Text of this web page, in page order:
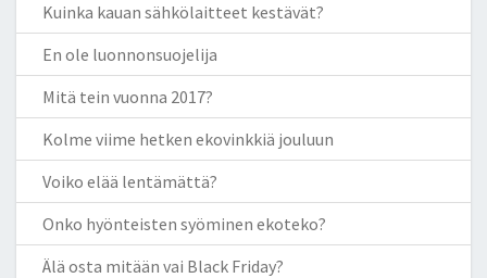
Kuinka kauan sähkölaitteet kestävät?
En ole luonnonsuojelija
Mitä tein vuonna 2017?
Kolme viime hetken ekovinkkiä jouluun
Voiko elää lentämättä?
Onko hyönteisten syöminen ekoteko?
Älä osta mitään vai Black Friday?